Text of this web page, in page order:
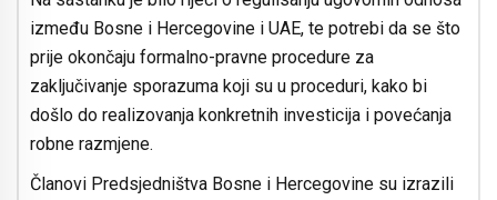
između Bosne i Hercegovine i UAE, te potrebi da se što
prije okončaju formalno-pravne procedure za
zaključivanje sporazuma koji su u proceduri, kako bi
došlo do realizovanja konkretnih investicija i povećanja
robne razmjene.
Članovi Predsjedništva Bosne i Hercegovine su izrazili